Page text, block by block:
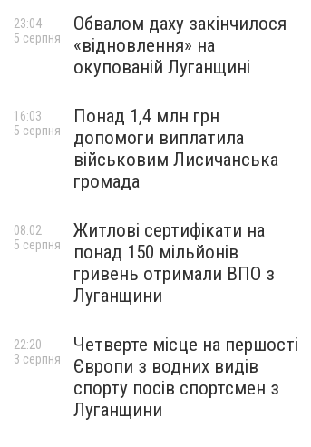
Обвалом даху закінчилося
«відновлення» на
окупованій Луганщині
23:04
5 серпня
Понад 1,4 млн грн
допомоги виплатила
військовим Лисичанська
громада
16:03
5 серпня
Житлові сертифікати на
понад 150 мільйонів
гривень отримали ВПО з
Луганщини
08:02
5 серпня
Четверте місце на першості
Європи з водних видів
спорту посів спортсмен з
Луганщини
22:20
3 серпня